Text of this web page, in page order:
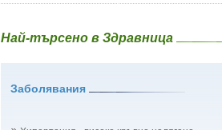
Плач
Проблеми с очите на бебето и детето
Най-търсено в Здравница
Заболявания